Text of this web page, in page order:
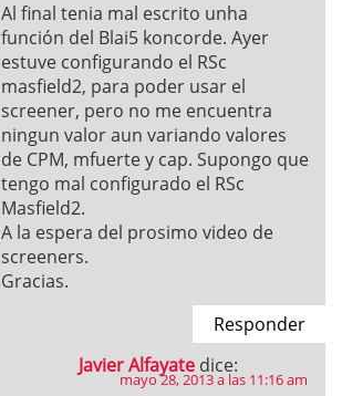
Al final tenia mal escrito unha
función del Blai5 koncorde. Ayer
estuve configurando el RSc
masfield2, para poder usar el
screener, pero no me encuentra
ningun valor aun variando valores
de CPM, mfuerte y cap. Supongo que
tengo mal configurado el RSc
Masfield2.
A la espera del prosimo video de
screeners.
Gracias.
Responder
Javier Alfayate dice:
mayo 28, 2013 a las 11:16 am